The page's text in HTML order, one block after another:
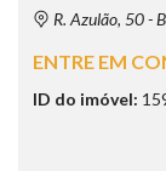
R. Azulão, 50 -
ENTRE EM
ID do imóvel: